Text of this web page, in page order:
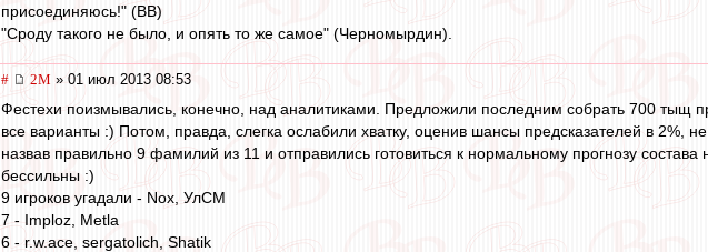
присоединяюсь!" (ВВ)
"Сроду такого не было, и опять то же самое" (Черномырдин).
# 2M » 01 июл 2013 08:53
Фестехи поизмывались, конечно, над аналитиками. Предложили последним собрать 700 тыщ
все варианты :) Потом, правда, слегка ослабили хватку, оценив шансы предсказателей в 2%,
назвав правильно 9 фамилий из 11 и отправились готовиться к нормальному прогнозу
бессильны :)
9 игроков угадали - Nox, УлСМ
7 - Imploz, Metla
6 - r.w.ace, sergatolich, Shatik